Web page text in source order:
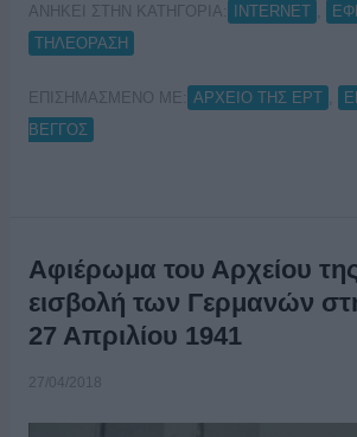
ΑΝΗΚΕΙ ΣΤΗΝ ΚΑΤΗΓΟΡΙΑ: INTERNET
ΤΗΛΕΟΡΑΣΗ
ΕΠΙΣΗΜΑΣΜΕΝΟ ΜΕ: ΑΡΧΕΙΟ ΤΗΣ ΕΡΤ
ΒΕΓΓΟΣ
Αφιέρωμα του Αρχείου
εισβολή των Γερμανών
27 Απριλίου 1941
27/04/2018